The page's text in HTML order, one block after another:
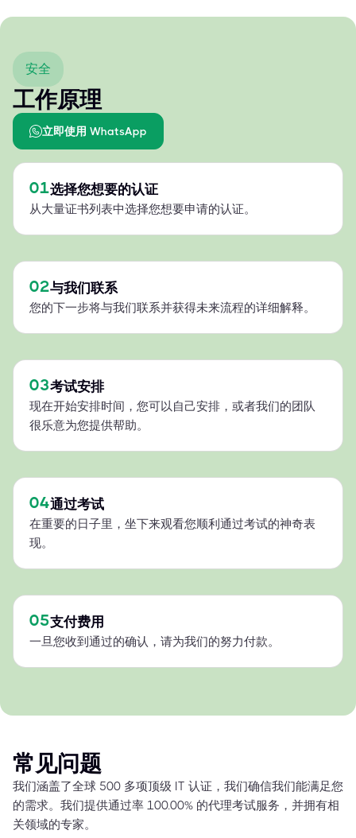
安全
工作原理
立即使用 WhatsApp
01选择您想要的认证
从大量证书列表中选择您想要申请的认证。
02与我们联系
您的下一步将与我们联系并获得未来流程的详细解释。
03考试安排
现在开始安排时间，您可以自己安排，或者我们的团队
很乐意为您提供帮助。
04通过考试
在重要的日子里，坐下来观看您顺利通过考试的神奇表
现。
05支付费用
一旦您收到通过的确认，请为我们的努力付款。
常见问题
我们涵盖了全球 500 多项顶级 IT 认证，我们确信我们能满足您
的需求。我们提供通过率 100.00% 的代理考试服务，并拥有相
关领域的专家。